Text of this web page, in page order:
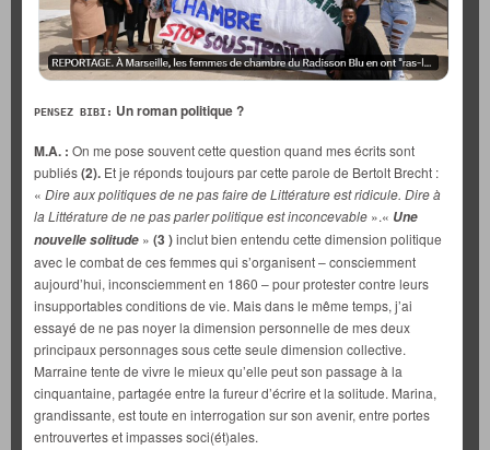
PENSEZ BIBI: Un roman politique ?
M.A. : On me pose souvent cette question quand mes écrits sont
publiés(2). Et je réponds toujours par cette parole de Bertolt Brecht :
« Dire aux politiques de ne pas faire de Littérature est ridicule. Dire à
la Littérature de ne pas parler politique est inconcevable ».« Une
nouvelle solitude » (3 )inclut bien entendu cette dimension politique
avec le combat de ces femmes qui s’organisent – consciemment
aujourd’hui, inconsciemment en 1860 – pour protester contre leurs
insupportables conditions de vie. Mais dans le même temps, j’ai
essayé de ne pas noyer la dimension personnelle de mes deux
principaux personnages sous cette seule dimension collective.
Marraine tente de vivre le mieux qu’elle peut son passage à la
cinquantaine, partagée entre la fureur d’écrire et la solitude. Marina,
grandissante, est toute en interrogation sur son avenir, entre portes
entrouvertes et impasses soci(ét)ales.